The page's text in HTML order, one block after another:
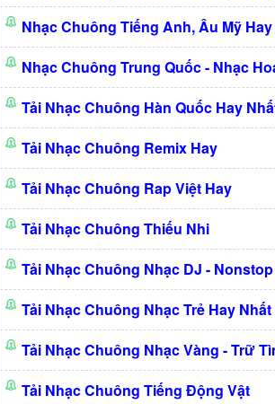
Nhạc Chuông Tiếng Anh, Âu Mỹ Hay
Nhạc Chuông Trung Quốc - Nhạc
Tải Nhạc Chuông Hàn Quốc Hay
Tải Nhạc Chuông Remix Hay
Tải Nhạc Chuông Rap Việt Hay
Tải Nhạc Chuông Thiếu Nhi
Tải Nhạc Chuông Nhạc DJ - Nonstop
Tải Nhạc Chuông Nhạc Trẻ Hay Nhất
Tải Nhạc Chuông Nhạc Vàng - Trữ
Tải Nhạc Chuông Tiếng Động Vật